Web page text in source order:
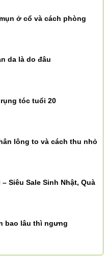
ở cổ và cách phòng
da là do đâu
tóc tuổi 20
lông to và cách thu nhỏ
Siêu Sale Sinh Nhật, Quà
bao lâu thì ngưng